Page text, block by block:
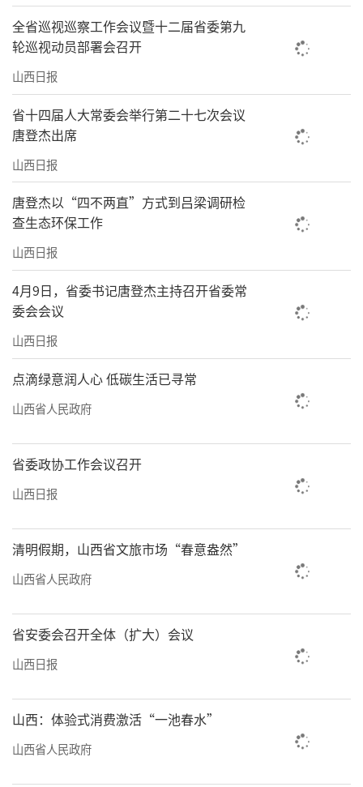
依法治噪。重点领域治理有序推进，工业噪声
污染防治推进企业“退城进园”，建筑施工噪
声污染防治落实夜间施工许可制度，交通运输
噪声污染防治实施国省道过境改线、增设声屏
障；社会生活噪声污染防治严厉打击“飙车炸
街”等扰民行为。构建社会共治新格局，鼓
励“宁静小区”建设，噪声污染防治工作进一
步系统化、精细化、科学化。并通过官方网
站、新闻媒体、微信群等宣传渠道，广泛开展
噪声污染防治法律法规和政策的宣传教育活
动，提高广大群众对噪声污染防治工作的认
识，使其自觉减少噪声污染，发挥社区自我管
理能力，推动邻里合作。
下一步，我省将进一步加强噪声污染综合
治理，规范工作流程、提升工作质效，为持续
活、推进美丽山西建设提供坚实保障。
（程国媛）
全省巡视巡察工作会议暨十二届省委第九
轮巡视动员部署会召开
山西日报
省十四届人大常委会举行第二十七次会议
唐登杰出席
山西日报
唐登杰以“四不两直”方式到吕梁调研检
查生态环保工作
山西日报
4月9日，省委书记唐登杰主持召开省委常
委会会议
山西日报
点滴绿意润人心 低碳生活已寻常
山西省人民政府
省委政协工作会议召开
山西日报
清明假期，山西省文旅市场“春意盎然”
山西省人民政府
省安委会召开全体（扩大）会议
山西日报
山西：体验式消费激活“一池春水”
山西省人民政府